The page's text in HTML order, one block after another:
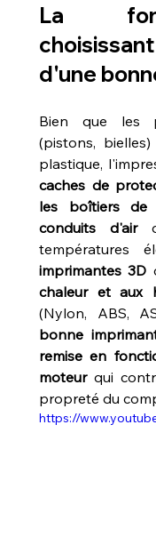
La
d'une
Bien que les
(pistons,
caches de
les boîtiers de
conduits d'air
températures
imprimantes 3D
chaleur et aux
(Nylon, ABS,
bonne
remise en
moteur qui
propreté du
https://